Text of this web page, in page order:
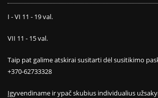
I - VI 11 - 19 val.
VII 11 - 15 val.
Taip pat galime atskirai susitarti dėl susitikimo
+370-62733328
Įgyvendiname ir ypač skubius individualius